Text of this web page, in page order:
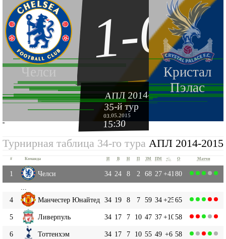
Челси
Кристал
Пэлас
1-0
АПЛ 2014-2015
35-й тур
03.05.2015
15:30
''
Турнирная таблица 34-го тура АПЛ 2014-2015
# Команда И В Н П ЗМ ПМ +|- О Матчи
1 Челси 34 24 8 2 68 27+4180
4
Манчестер Юнайтед 34 19 8 7 59 34+2565
5 Ливерпуль 34 17 7 10 47 37+1058
6 Тоттенхэм 34 17 7 10 55 49 +6 58